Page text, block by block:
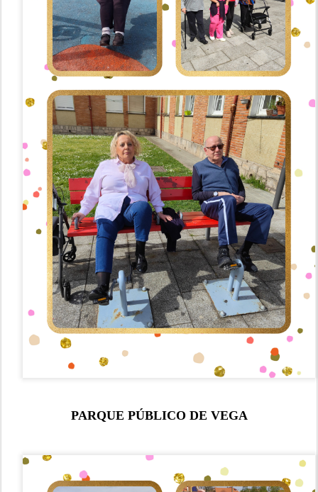
PARQUE PÚBLICO DE VEGA